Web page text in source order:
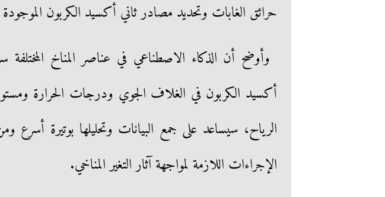
حرائق الغابات وتحديد مصادر ثاني أكسيد الكربون الموجودة
وأوضح أن الذكاء الاصطناعي في عناصر المناخ المختلفة
أكسيد الكربون في الغلاف الجوي ودرجات الحرارة
الرياح، سيساعد على جمع البيانات وتحليلها بوتيرة أسرع
الإجراءات اللازمة لمواجهة آثار التغير المناخي.